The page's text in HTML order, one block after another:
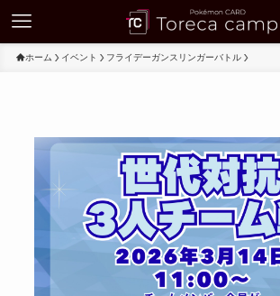
ホーム イベント フライデーガンスリンガーバトル